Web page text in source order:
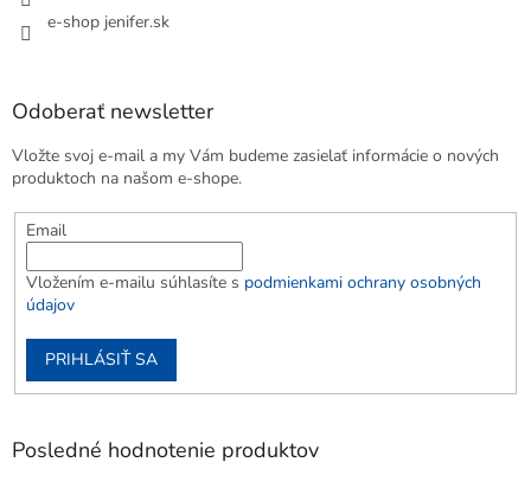
e-shop jenifer.sk
Odoberať newsletter
Vložte svoj e-mail a my Vám budeme zasielať informácie o nových
produktoch na našom e-shope.
Email
Vložením e-mailu súhlasíte s podmienkami ochrany osobných
údajov
PRIHLÁSIŤ SA
Posledné hodnotenie produktov